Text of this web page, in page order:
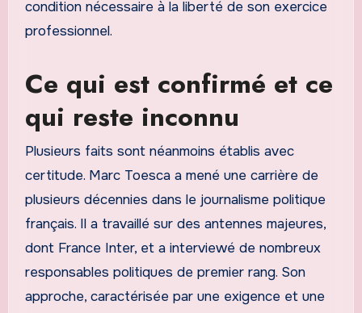
condition nécessaire à la liberté de son exercice
professionnel.
Ce qui est confirmé et ce
qui reste inconnu
Plusieurs faits sont néanmoins établis avec
certitude. Marc Toesca a mené une carrière de
plusieurs décennies dans le journalisme politique
français. Il a travaillé sur des antennes majeures,
dont France Inter, et a interviewé de nombreux
responsables politiques de premier rang. Son
approche, caractérisée par une exigence et une